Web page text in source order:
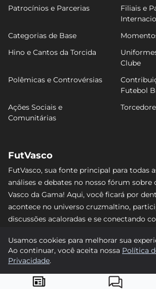
Patrocínios e Parcerias
Filiais e
Categorias de Base
Hino e Cantos da Torcida
Clube
Polêmicas e Controvérsias
Futebol
Ações Sociais e
Comunitárias
FutVasco
FutVasco, sua fonte principal para todas
análises e debates no nosso fórum sobre
Vasco da Gama! Aqui, você ficará por
acontece no universo cruzmaltino,
discussões acaloradas e se conectando
nenhum lance e acompanhe de perto o
rumo às vitórias! #Vasco #FutVasco
Usamos cookies para melhorar sua
Ao continuar, você aceita nossa Política
Privacidade.